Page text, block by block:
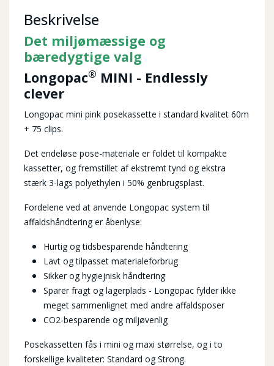
Beskrivelse
Det miljømæssige og
bæredygtige valg
Longopac® MINI - Endlessly
clever
Longopac mini pink posekassette i standard kvalitet 60m
+ 75 clips.
Det endeløse pose-materiale er foldet til kompakte
kassetter, og fremstillet af ekstremt tynd og ekstra
stærk 3-lags polyethylen i 50% genbrugsplast.
Fordelene ved at anvende Longopac system til
affaldshåndtering er åbenlyse:
Hurtig og tidsbesparende håndtering
Lavt og tilpasset materialeforbrug
Sikker og hygiejnisk håndtering
Sparer fragt og lagerplads - Longopac fylder ikke
meget sammenlignet med andre affaldsposer
CO2-besparende og miljøvenlig
Posekassetten fås i mini og maxi størrelse, og i to
forskellige kvaliteter: Standard og Strong.